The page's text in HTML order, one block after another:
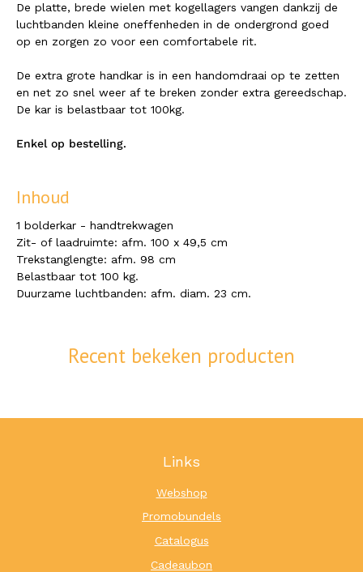
De platte, brede wielen met kogellagers vangen dankzij de
luchtbanden kleine oneffenheden in de ondergrond goed
op en zorgen zo voor een comfortabele rit.
De extra grote handkar is in een handomdraai op te zetten
en net zo snel weer af te breken zonder extra gereedschap.
De kar is belastbaar tot 100kg.
Enkel op bestelling.
Inhoud
1 bolderkar - handtrekwagen
Zit- of laadruimte: afm. 100 x 49,5 cm
Trekstanglengte: afm. 98 cm
Belastbaar tot 100 kg.
Duurzame luchtbanden: afm. diam. 23 cm.
Recent bekeken producten
Links
Webshop
Promobundels
Catalogus
Cadeaubon